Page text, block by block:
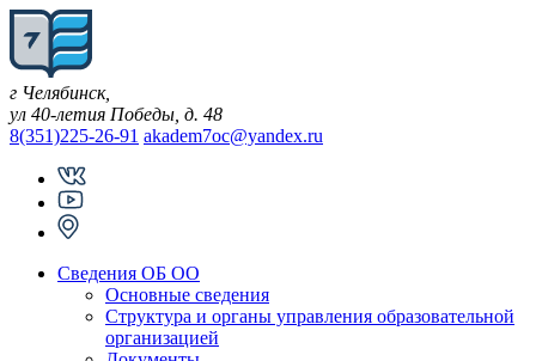
Skip
content
г Челябинск,
ул 40-летия Победы, д. 48
8(351)225-26-91 akadem7oc@yandex.ru
Сведения ОБ ОО
Основные сведения
Структура и органы управления образовательной
организацией